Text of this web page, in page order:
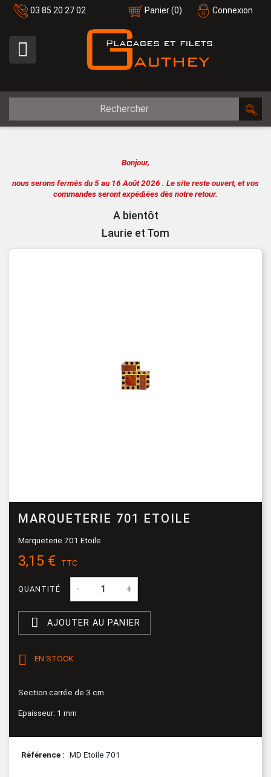
03 85 20 27 02 Connexion
Panier(0)

Bonjour,
nous serons fermés du 5 au 16 Août 2026 . Le site reste ouvert, et vos
commandes seront expédiées dès notre retour.
A bientôt
Laurie et Tom
MARQUETERIE 701 ETOILE
Marqueterie 701 Etoile
3,15 € TTC
QUANTITÉ - +
 AJOUTER AU PANIER
 EN STOCK
Section carrée de 3 cm
Epaisseur: 1 mm
Référence MD Etoile 701